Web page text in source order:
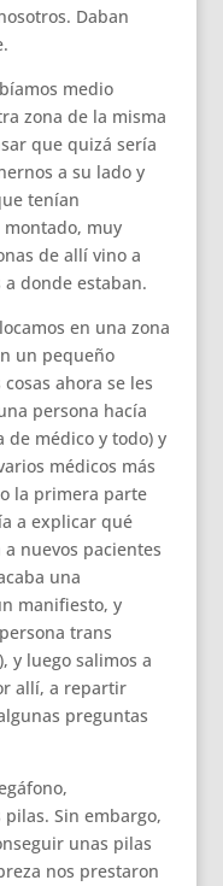
Daban
medio
zona de la misma
que quizá sería
a su lado y
tenían
muy
de allí vino a
donde estaban.
en una zona
un pequeño
ahora se les
persona hacía
médico y todo) y
médicos más
la primera parte
a explicar qué
nuevos pacientes
una
manifiesto, y
trans
), y luego salimos a
allí, a repartir
preguntas
Sin embargo,
unas pilas
nos prestaron